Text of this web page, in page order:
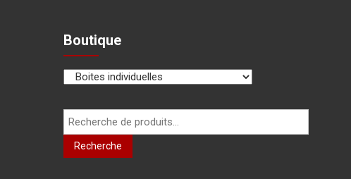
du
Boutique
Recherche
pour :
Recherche